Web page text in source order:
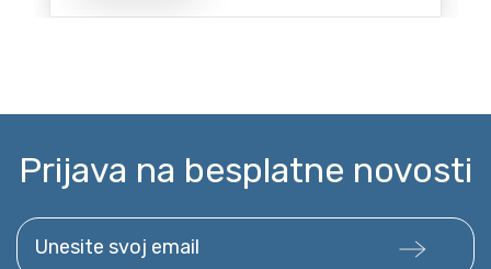
Prijava na besplatne novosti
Unesite svoj email